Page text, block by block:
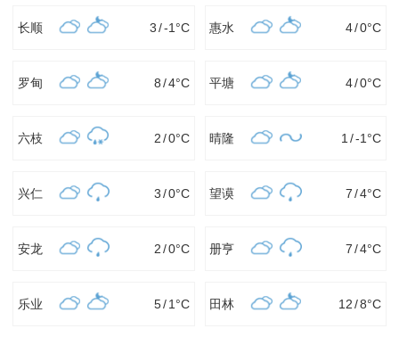
长顺 3/-1 °C 惠水 4/0°C
罗甸 8/4°C 平塘 4/0°C
六枝 2/0°C 晴隆 1 /-1 °C
兴仁 3/0°C 望谟 7 /4°C
安龙 2/0°C 册亨 7 /4°C
乐业 5/ 1 °C 田林 12 /8°C